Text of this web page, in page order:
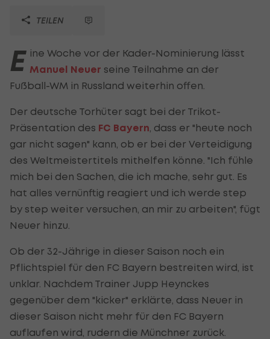
TEILEN
E ine Woche vor der Kader-Nominierung lässt
Manuel Neuer seine Teilnahme an der
Fußball-WM in Russland weiterhin offen.
Der deutsche Torhüter sagt bei der Trikot-
Präsentation des FC Bayern , dass er "heute noch
gar nicht sagen" kann, ob er bei der Verteidigung
des Weltmeistertitels mithelfen könne. "Ich fühle
mich bei den Sachen, die ich mache, sehr gut. Es
hat alles vernünftig reagiert und ich werde step
by step weiter versuchen, an mir zu arbeiten", fügt
Neuer hinzu.
Ob der 32-Jährige in dieser Saison noch ein
Pflichtspiel für den FC Bayern bestreiten wird, ist
unklar. Nachdem Trainer Jupp Heynckes
gegenüber dem "kicker" erklärte, dass Neuer in
dieser Saison nicht mehr für den FC Bayern
auflaufen wird, rudern die Münchner zurück.